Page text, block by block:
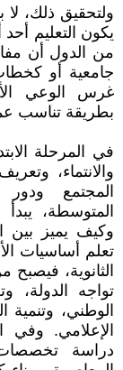
ولتحقيق ذلك، لا
يكون التعليم
من الدول أن
جامعية أو
غرس الوعي
بطريقة تناسب
في المرحلة
والانتماء،
المجتمع
المتوسطة،
وكيف يميز بين
تعلم أساسيات
الثانوية،
تواجه الدولة،
الوطني، وتنمية
الإعلامي. وفي
دراسة تخصصات